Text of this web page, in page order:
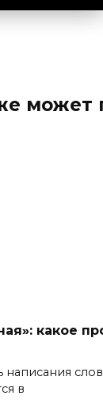
может
какое
написания
в